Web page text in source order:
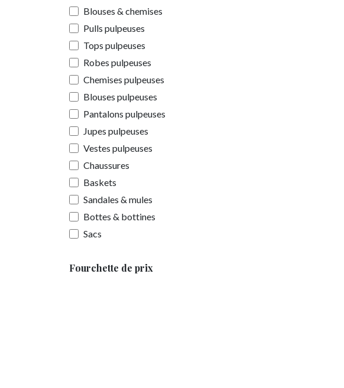
Blouses & chemises
Pulls pulpeuses
Tops pulpeuses
Robes pulpeuses
Chemises pulpeuses
Blouses pulpeuses
Pantalons pulpeuses
Jupes pulpeuses
Vestes pulpeuses
Chaussures
Baskets
Sandales & mules
Bottes & bottines
Sacs
Fourchette de prix